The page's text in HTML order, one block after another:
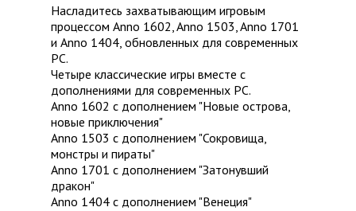
Насладитесь захватывающим игровым
процессом Anno 1602, Anno 1503, Anno 1701
и Anno 1404, обновленных для современных
РС.
Четыре классические игры вместе с
дополнениями для современных РС.
Anno 1602 с дополнением "Новые острова,
новые приключения"
Anno 1503 с дополнением "Сокровища,
монстры и пираты"
Anno 1701 с дополнением "Затонувший
дракон"
Anno 1404 с дополнением "Венеция"